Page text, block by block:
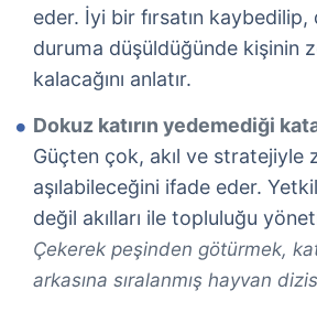
eder. İyi bir fırsatın
duruma düşüldüğünde kişinin
kalacağını anlatır.
Dokuz katırın yedemediği
Güçten çok, akıl ve stratejiyle
aşılabileceğini ifade eder.
değil akılları ile topluluğu
Çekerek peşinden götürmek,
arkasına sıralanmış hayvan